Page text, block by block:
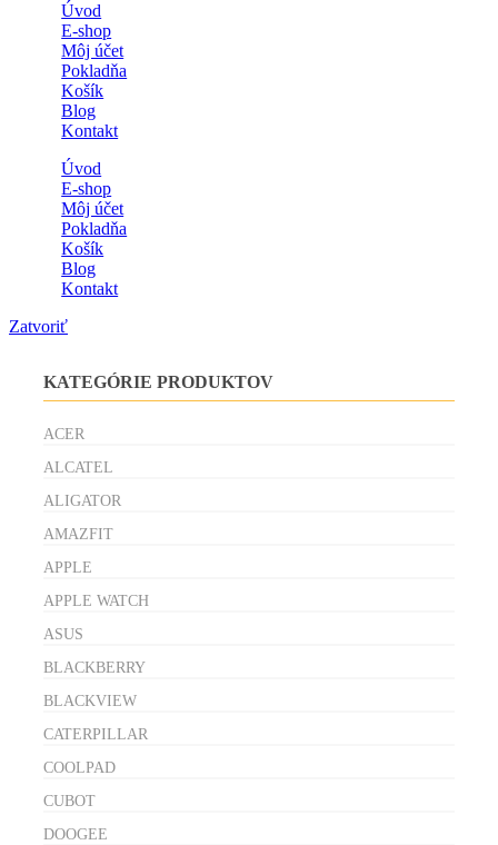
Úvod
E-shop
Môj účet
Pokladňa
Košík
Blog
Kontakt
Úvod
E-shop
Môj účet
Pokladňa
Košík
Blog
Kontakt
Zatvoriť
KATEGÓRIE PRODUKTOV
ACER
ALCATEL
ALIGATOR
AMAZFIT
APPLE
APPLE WATCH
ASUS
BLACKBERRY
BLACKVIEW
CATERPILLAR
COOLPAD
CUBOT
DOOGEE